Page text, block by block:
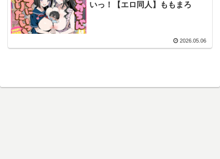
いっ！【エロ同人】ももまろ
2026.05.06